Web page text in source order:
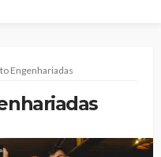
Engenhariadas